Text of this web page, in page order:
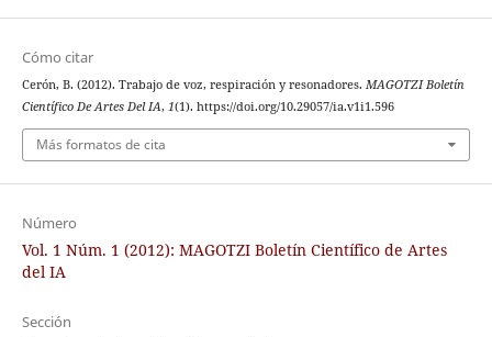
Cómo citar
Cerón, B. (2012). Trabajo de voz, respiración y resonadores. MAGOTZI Boletín
Científico De Artes Del IA, 1(1). https://doi.org/10.29057/ia.v1i1.596
Más formatos de cita
Número
Vol. 1 Núm. 1 (2012): MAGOTZI Boletín Científico de Artes
del IA
Sección